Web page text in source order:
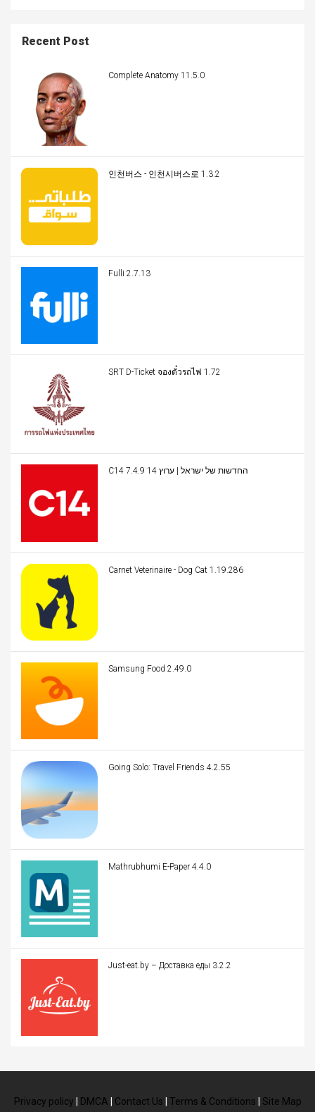
Recent Post
Complete Anatomy 11.5.0
인천버스 - 인천시버스로 1.3.2
Fulli 2.7.13
SRT D-Ticket จองตั๋วรถไฟ 1.72
C14 החדשות של ישראל | ערוץ 14 7.4.9
Carnet Veterinaire - Dog Cat 1.19.286
Samsung Food 2.49.0
Going Solo: Travel Friends 4.2.55
Mathrubhumi E-Paper 4.4.0
Just-eat.by – Доставка еды 3.2.2
Privacy policy DMCA Contact Us Terms & Conditions
Site Map